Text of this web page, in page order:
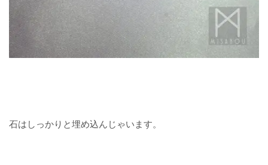
石はしっかりと埋め込んじゃいます。